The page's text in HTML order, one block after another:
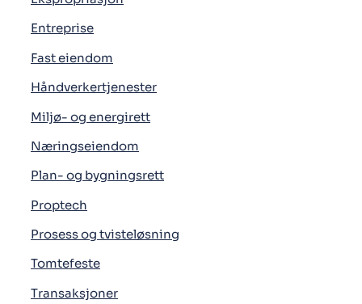
Entreprise
Fast eiendom
Håndverkertjenester
Miljø- og energirett
Næringseiendom
Plan- og bygningsrett
Proptech
Prosess og tvisteløsning
Tomtefeste
Transaksjoner